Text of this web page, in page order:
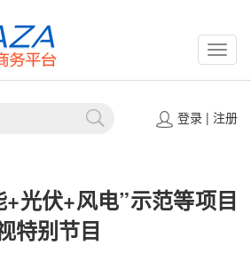
登录| 注册
光伏+风电”示范等项目
特别节目